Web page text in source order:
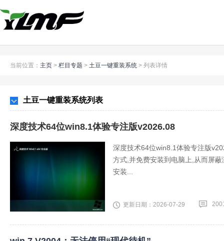
当前位置： 主页 > 栏目专题 > 土豆一键重装系统 > 列表详情
土豆一键重装系统列表
深度技术64位win8.1体验专注版v2026.08
深度技术64位win8.1体验专注版
方式,并免费安装到电脑上,从而屏
安装...
更新日期：2026-07-29